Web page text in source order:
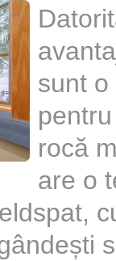
sunt
rocă
are o